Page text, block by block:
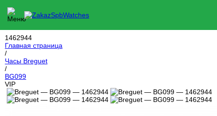
1462944
Главная страница
/
Часы Breguet
/
BG099
VIP